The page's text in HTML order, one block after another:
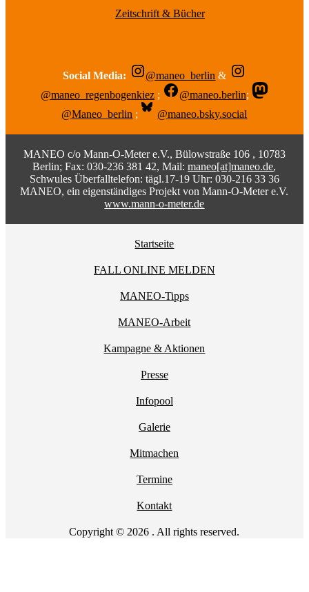
Zeitschrift & Bücher
Social Media: @maneo_berlin &
@maneo_regenbogenkiez ; @maneo.berlin;
@Maneo_berlin ; @maneo.bsky.social
MANEO c/o Mann-O-Meter e.V., Bülowstraße 106 , 10783
Berlin; Fax: 030-236 381 42, Mail:maneo[at]maneo.de,
Schwules Überfalltelefon: tägl.17-19 Uhr: 030-216 33 36
MANEO, ein eigenständiges Projekt von Mann-O-Meter e.V.
www.mann-o-meter.de
Startseite
FALL ONLINE MELDEN
MANEO-Tipps
MANEO-Arbeit
Kampagne & Aktionen
Presse
Infopool
Galerie
Mitmachen
Termine
Kontakt
Copyright © 2026 . All rights reserved.